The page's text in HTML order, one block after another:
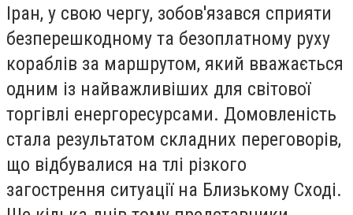
Іран, у свою чергу, зобов'язався сприяти
безперешкодному та безоплатному руху
кораблів за маршрутом, який вважається
одним із найважливіших для світової
торгівлі енергоресурсами. Домовленість
стала результатом складних переговорів,
що відбувалися на тлі різкого
загострення ситуації на Близькому Сході.